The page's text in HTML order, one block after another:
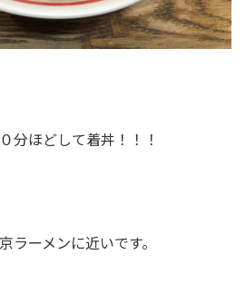
分ほどして着丼！！！
ラーメンに近いです。